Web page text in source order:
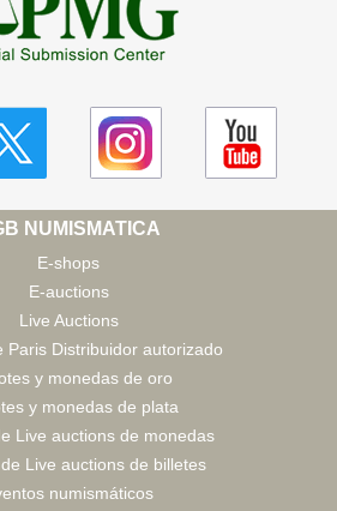
NUMISMATICA
E-shops
E-auctions
Live Auctions
Paris Distribuidor autorizado
y monedas de oro
y monedas de plata
Live auctions de monedas
Live auctions de billetes
numismáticos